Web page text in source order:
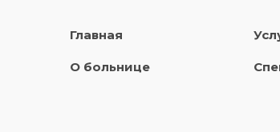
Главная
О больнице